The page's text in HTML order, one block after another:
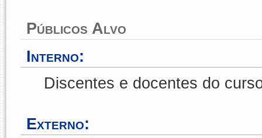
Públicos Alvo
Interno:
Discentes e docentes do
Externo: